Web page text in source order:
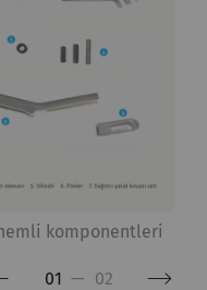
komponentleri
01 — 02